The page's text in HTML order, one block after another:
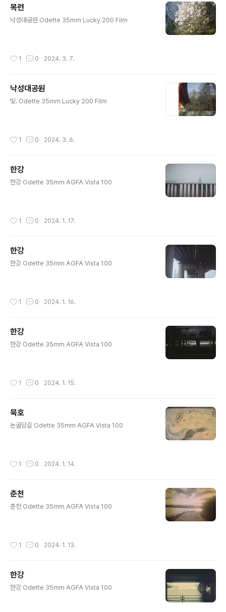
목련
낙성대공원 Odette 35mm Lucky 200 Film
1 0 2024. 3. 7.
낙성대공원
빛. Odette 35mm Lucky 200 Film
1 0 2024. 3. 6.
한강
한강 Odette 35mm AGFA Vista 100
1 0 2024. 1. 17.
한강
한강 Odette 35mm AGFA Vista 100
1 0 2024. 1. 16.
한강
한강 Odette 35mm AGFA Vista 100
1 0 2024. 1. 15.
묵호
논골담길 Odette 35mm AGFA Vista 100
1 0 2024. 1. 14.
춘천
춘천 Odette 35mm AGFA Vista 100
1 0 2024. 1. 13.
한강
한강 Odette 35mm AGFA Vista 100